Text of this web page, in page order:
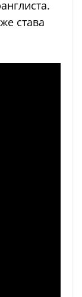
става